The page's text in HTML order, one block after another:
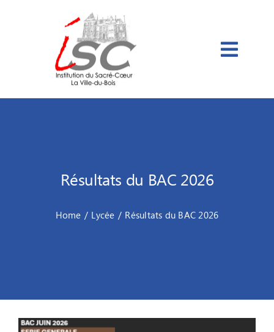
Résultats du BAC 2026
Home Lycée Résultats du BAC 2026